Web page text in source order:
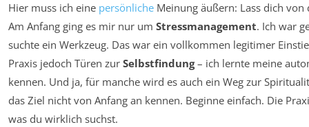
Hier muss ich eine persönliche Meinung äußern: Lass dich
Am Anfang ging es mir nur um Stressmanagement. Ich war
suchte ein Werkzeug. Das war ein vollkommen legitimer
Praxis jedoch Türen zur Selbstfindung– ich lernte meine
kennen. Und ja, für manche wird es auch ein Weg zur
das Ziel nicht von Anfang an kennen. Beginne einfach. Die
was du wirklich suchst.